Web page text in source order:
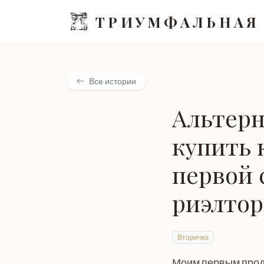
ТРИУМФАЛЬНАЯ
Все истории
купить
первой
Вторичка